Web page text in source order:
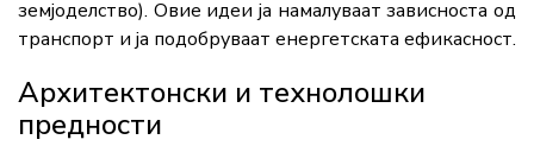
земјоделство). Овие идеи ја намалуваат зависноста од
транспорт и ја подобруваат енергетската ефикасност.
Архитектонски и технолошки
предности